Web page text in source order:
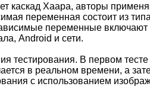
каскад Хаара, авторы
переменная состоит из
переменные включают
Android и сети.
тестирования. В первом
в реальном времени, а
с использованием